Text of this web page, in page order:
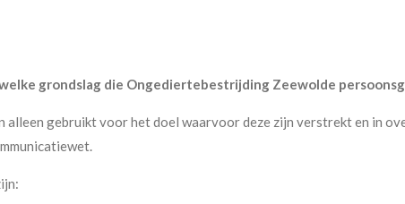
grondslag die Ongediertebestrijding Zeewolde
alleen gebruikt voor het doel waarvoor deze zijn verstrekt en in